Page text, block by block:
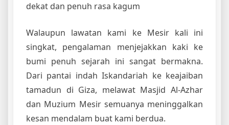
dekat dan penuh rasa kagum
Walaupun lawatan kami ke Mesir kali ini
singkat, pengalaman menjejakkan kaki ke
bumi penuh sejarah ini sangat bermakna.
Dari pantai indah Iskandariah ke keajaiban
tamadun di Giza, melawat Masjid Al-Azhar
dan Muzium Mesir semuanya meninggalkan
kesan mendalam buat kami berdua.